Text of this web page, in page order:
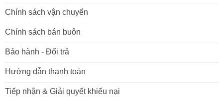
Chính sách vận chuyển
Chính sách bán buôn
Bảo hành - Đổi trả
Hướng dẫn thanh toán
Tiếp nhận & Giải quyết khiếu nại